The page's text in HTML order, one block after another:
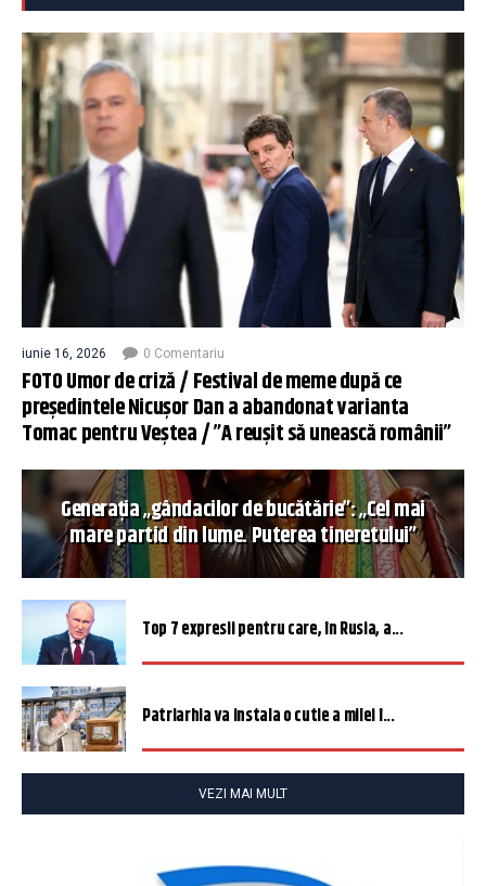
iunie 16, 2026 0 Comentariu
FOTO Umor de criză / Festival de meme după ce
președintele Nicușor Dan a abandonat varianta
Tomac pentru Veștea / ”A reușit să unească românii”
Generația „gândacilor de bucătărie”: „Cel mai
mare partid din lume. Puterea tineretului”
Top 7 expresii pentru care, în Rusia, a...
Patriarhia va instala o cutie a milei î...
VEZI MAI MULT